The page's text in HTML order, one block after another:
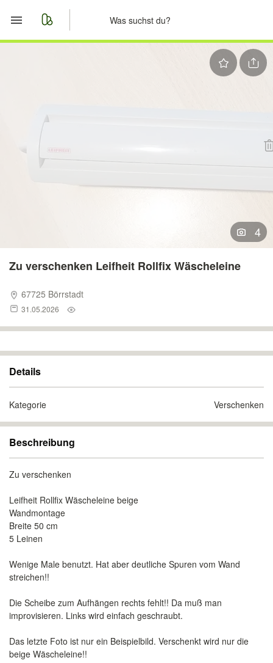
Nachrichten
Anzeige aufgeben
4
Zu verschenken Leifheit Rollfix Wäscheleine
67725 Börrstadt
31.05.2026
Details
Kategorie Verschenken
Beschreibung
Zu verschenken
Leifheit Rollfix Wäscheleine beige
Wandmontage
Breite 50 cm
5 Leinen
Wenige Male benutzt. Hat aber deutliche Spuren vom Wand
streichen!!
Die Scheibe zum Aufhängen rechts fehlt!! Da muß man
improvisieren. Links wird einfach geschraubt.
Das letzte Foto ist nur ein Beispielbild. Verschenkt wird nur die
beige Wäscheleine!!